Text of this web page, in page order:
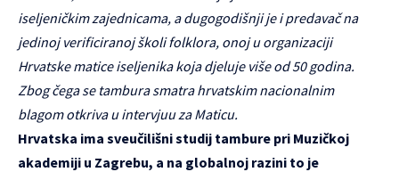
iseljeničkim zajednicama, a dugogodišnji je i predavač na
jedinoj verificiranoj školi folklora, onoj u organizaciji
Hrvatske matice iseljenika koja djeluje više od 50 godina.
Zbog čega se tambura smatra hrvatskim nacionalnim
blagom otkriva u intervjuu za Maticu.
Hrvatska ima sveučilišni studij tambure pri Muzičkoj
akademiji u Zagrebu, a na globalnoj razini to je